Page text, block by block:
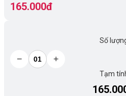
165.000đ
Số
− +
Tạm